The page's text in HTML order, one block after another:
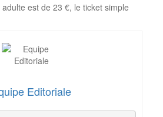
est de 23 €, le ticket simple
Editoriale